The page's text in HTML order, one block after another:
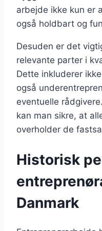
arbejde ikke kun er
også holdbart og
Desuden er det
relevante parter i
Dette inkluderer
også
eventuelle
kan man sikre, at
overholder de
Historisk
Danmark